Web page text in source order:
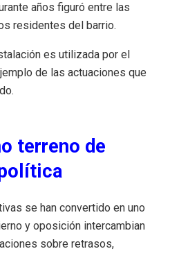
años figuró entre las
residentes del barrio.
es utilizada por el
de las actuaciones que
terreno de
se han convertido en uno
y oposición intercambian
sobre retrasos,